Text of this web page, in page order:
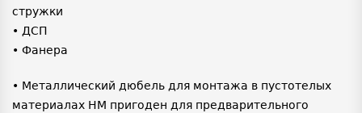
стружки
• ДСП
• Фанера
• Металлический дюбель для монтажа в пустотелых
материалах HM пригоден для предварительного